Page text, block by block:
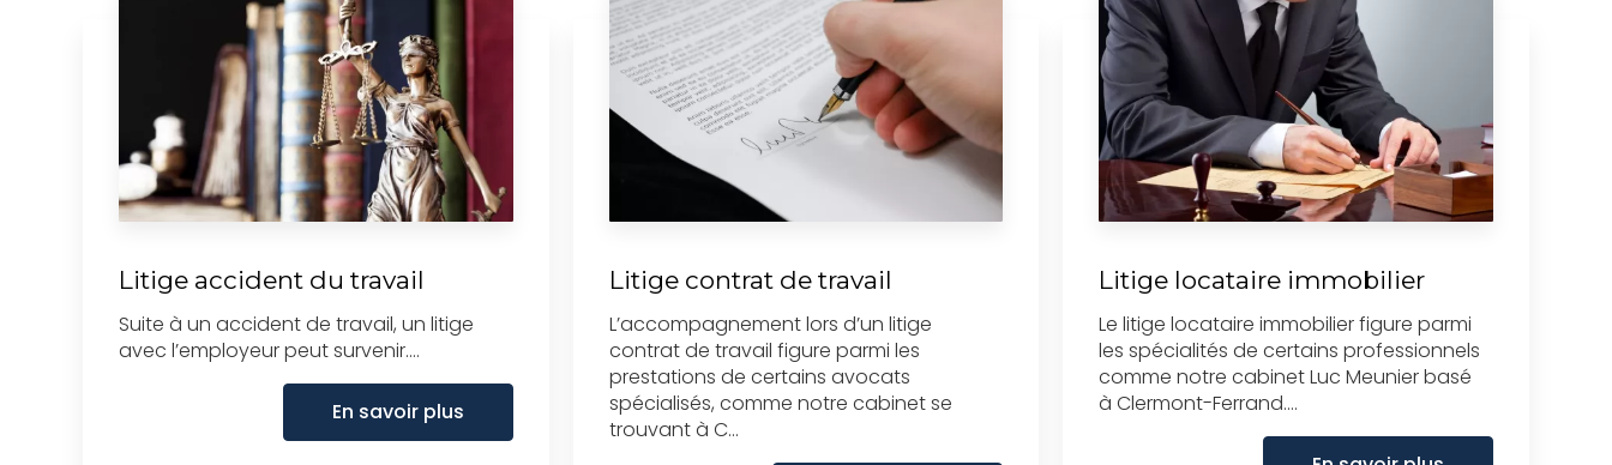
Litige accident du travail
Suite à un accident de travail, un litige
avec l’employeur peut survenir....
En savoir plus
Litige contrat de travail
L’accompagnement lors d’un litige
contrat de travail figure parmi les
prestations de certains avocats
spécialisés, comme notre cabinet se
trouvant à C...
Litige locataire immobilier
Le litige locataire immobilier figure parmi
les spécialités de certains professionnels
comme notre cabinet Luc Meunier basé
à Clermont-Ferrand....